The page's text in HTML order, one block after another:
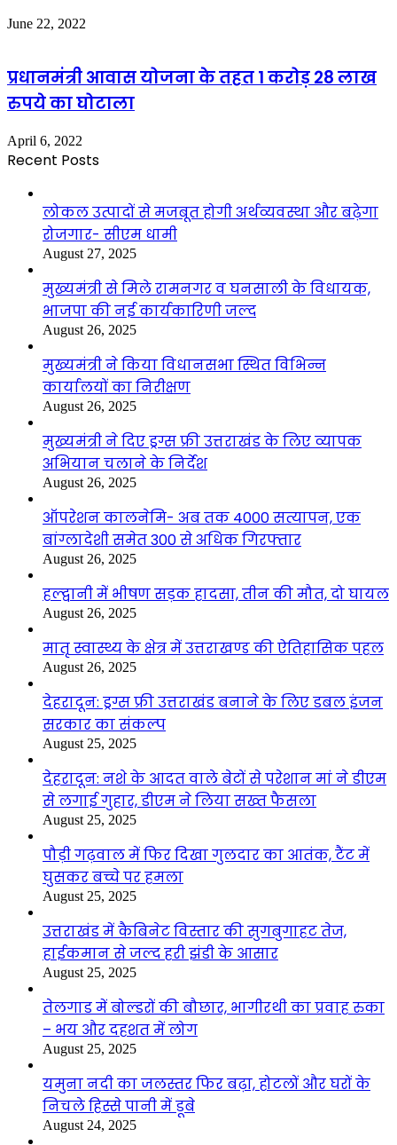
June 22, 2022
प्रधानमंत्री आवास योजना के तहत 1 करोड़ 28 लाख
रुपये का घोटाला
April 6, 2022
Recent Posts
लोकल उत्पादों से मजबूत होगी अर्थव्यवस्था और बढ़ेगा
रोजगार- सीएम धामी
August 27, 2025
मुख्यमंत्री से मिले रामनगर व घनसाली के विधायक,
भाजपा की नई कार्यकारिणी जल्द
August 26, 2025
मुख्यमंत्री ने किया विधानसभा स्थित विभिन्न
कार्यालयों का निरीक्षण
August 26, 2025
मुख्यमंत्री ने दिए ड्रग्स फ्री उत्तराखंड के लिए व्यापक
अभियान चलाने के निर्देश
August 26, 2025
ऑपरेशन कालनेमि- अब तक 4000 सत्यापन, एक
बांग्लादेशी समेत 300 से अधिक गिरफ्तार
August 26, 2025
हल्द्वानी में भीषण सड़क हादसा, तीन की मौत, दो घायल
August 26, 2025
मातृ स्वास्थ्य के क्षेत्र में उत्तराखण्ड की ऐतिहासिक पहल
August 26, 2025
देहरादून: ड्रग्स फ्री उत्तराखंड बनाने के लिए डबल इंजन
सरकार का संकल्प
August 25, 2025
देहरादून: नशे के आदत वाले बेटों से परेशान मां ने डीएम
से लगाई गुहार, डीएम ने लिया सख्त फैसला
August 25, 2025
पौड़ी गढ़वाल में फिर दिखा गुलदार का आतंक, टैंट में
घुसकर बच्चे पर हमला
August 25, 2025
उत्तराखंड में कैबिनेट विस्तार की सुगबुगाहट तेज,
हाईकमान से जल्द हरी झंडी के आसार
August 25, 2025
तेलगाड में बोल्डरों की बौछार, भागीरथी का प्रवाह रुका
– भय और दहशत में लोग
August 25, 2025
यमुना नदी का जलस्तर फिर बढ़ा, होटलों और घरों के
निचले हिस्से पानी में डूबे
August 24, 2025